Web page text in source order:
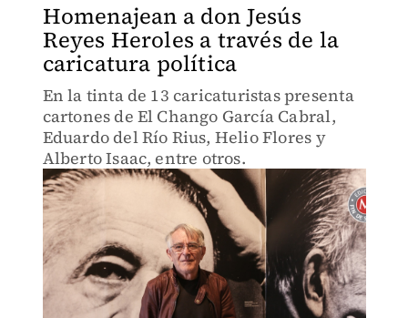
Homenajean a don Jesús
Reyes Heroles a través de la
caricatura política
En la tinta de 13 caricaturistas presenta
cartones de El Chango García Cabral,
Eduardo del Río Rius, Helio Flores y
Alberto Isaac, entre otros.